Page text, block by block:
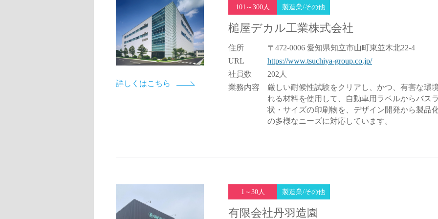
詳しくはこちら
101～300人 製造業/その他
槌屋デカル工業株式会社
住所
〒472-0006 愛知県知立市山町東並木北22-4
URL
https://www.tsuchiya-group.co.jp/
社員数
202人
業務内容
厳しい耐候性試験をクリアし、かつ、有害な環
れる材料を使用して、自動車用ラベルからバス
状・サイズの印刷物を、デザイン開発から製品
の多様なニーズに対応しています。
1～30人 製造業/その他
有限会社丹羽造園